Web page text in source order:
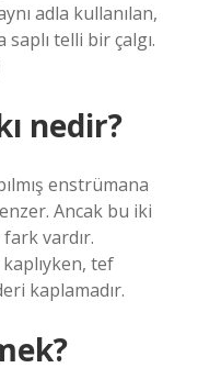
adla kullanılan,
telli bir çalgı.
nedir?
enstrümana
Ancak bu iki
vardır.
kaplıyken, tef
kaplamadır.